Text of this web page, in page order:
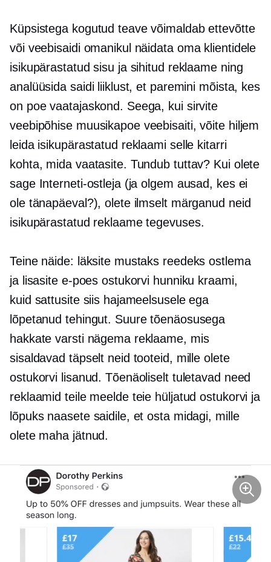
Küpsistega kogutud teave võimaldab ettevõtte
või veebisaidi omanikul näidata oma klientidele
isikupärastatud sisu ja sihitud reklaame ning
analüüsida saidi liiklust, et paremini mõista, kes
on poe vaatajaskond. Seega, kui sirvite
veebipõhise muusikapoe veebisaiti, võite hiljem
leida isikupärastatud reklaami selle kitarri
kohta, mida vaatasite. Tundub tuttav? Kui olete
sage Interneti-ostleja (ja olgem ausad, kes ei
ole tänapäeval?), olete ilmselt märganud neid
isikupärastatud reklaame tegevuses.
Teine näide: läksite mustaks reedeks ostlema
ja lisasite e-poes ostukorvi hunniku kraami,
kuid sattusite siis hajameelsusele ega
lõpetanud tehingut. Suure tõenäosusega
hakkate varsti nägema reklaame, mis
sisaldavad täpselt neid tooteid, mille olete
ostukorvi lisanud. Tõenäoliselt tuletavad need
reklaamid teile meelde teie hüljatud ostukorvi ja
lõpuks naasete saidile, et osta midagi, mille
olete maha jätnud.